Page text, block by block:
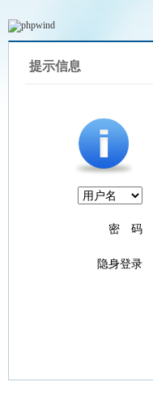
提示信息
密 码
隐身登录